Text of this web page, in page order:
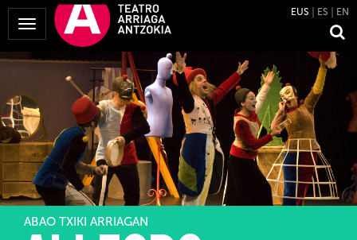
Menua
erakutsi
EUS ES EN
ABAO TXIKI ARRIAGAN